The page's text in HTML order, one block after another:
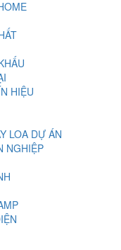
HIỆU
LOA DỰ ÁN
NGHIỆP